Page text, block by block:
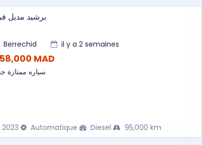
برشيد مديل
Berrechid il y a 2 semaines
MAD
سياره ممتازة
2023 Automatique Diesel 95,000 km